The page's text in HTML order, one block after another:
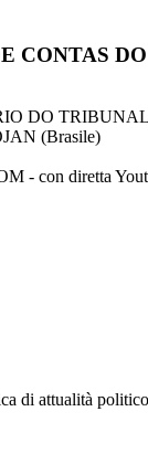
CONTAS
DO
(Brasile)
- con diretta
di attualità